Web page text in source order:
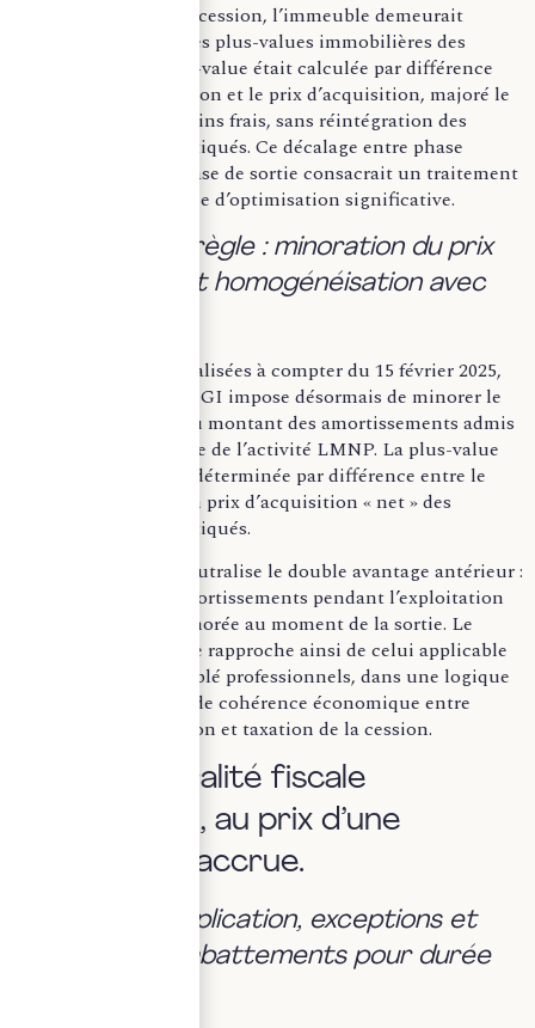
Toutefois, lors de la cession, l’immeuble demeurait
soumis au régime des plus-values immobilières des
particuliers. La plus-value était calculée par différence
entre le prix de cession et le prix d’acquisition, majoré le
cas échéant de certains frais, sans réintégration des
amortissements pratiqués. Ce décalage entre phase
d’exploitation et phase de sortie consacrait un traitement
fiscal dissocié, source d’optimisation significative.
b) La nouvelle règle : minoration du prix
d’acquisition et homogénéisation avec
Pour les cessions réalisées à compter du 15 février 2025,
l’article 150 VB du CGI impose désormais de minorer le
prix d’acquisition du montant des amortissements admis
en déduction au titre de l’activité LMNP. La plus-value
imposable est ainsi déterminée par différence entre le
prix de cession et un prix d’acquisition « net » des
amortissements pratiqués.
Cette mécanique neutralise le double avantage antérieur :
la déduction des amortissements pendant l’exploitation
ne peut plus être ignorée au moment de la sortie. Le
régime des LMNP se rapproche ainsi de celui applicable
aux loueurs en meublé professionnels, dans une logique
d’harmonisation et de cohérence économique entre
revenus d’exploitation et taxation de la cession.
II. Une neutralité fiscale
recherchée, au prix d’une
complexité accrue.
a) Champ d’application, exceptions et
maintien des abattements pour durée